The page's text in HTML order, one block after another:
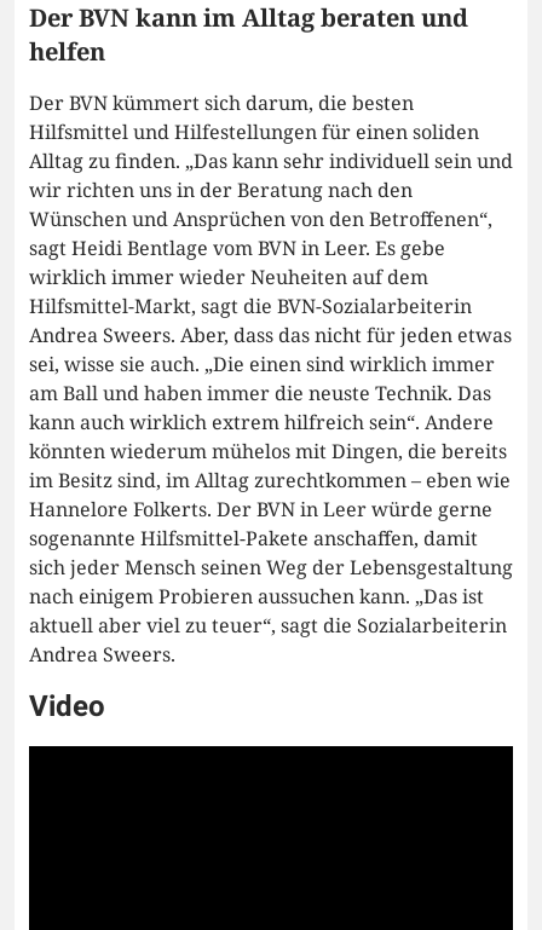
Der BVN kann im Alltag beraten und
helfen
Der BVN kümmert sich darum, die besten
Hilfsmittel und Hilfestellungen für einen soliden
Alltag zu finden. „Das kann sehr individuell sein und
wir richten uns in der Beratung nach den
Wünschen und Ansprüchen von den Betroffenen“,
sagt Heidi Bentlage vom BVN in Leer. Es gebe
wirklich immer wieder Neuheiten auf dem
Hilfsmittel-Markt, sagt die BVN-Sozialarbeiterin
Andrea Sweers. Aber, dass das nicht für jeden etwas
sei, wisse sie auch. „Die einen sind wirklich immer
am Ball und haben immer die neuste Technik. Das
kann auch wirklich extrem hilfreich sein“. Andere
könnten wiederum mühelos mit Dingen, die bereits
im Besitz sind, im Alltag zurechtkommen – eben wie
Hannelore Folkerts. Der BVN in Leer würde gerne
sogenannte Hilfsmittel-Pakete anschaffen, damit
sich jeder Mensch seinen Weg der Lebensgestaltung
nach einigem Probieren aussuchen kann. „Das ist
aktuell aber viel zu teuer“, sagt die Sozialarbeiterin
Andrea Sweers.
Video